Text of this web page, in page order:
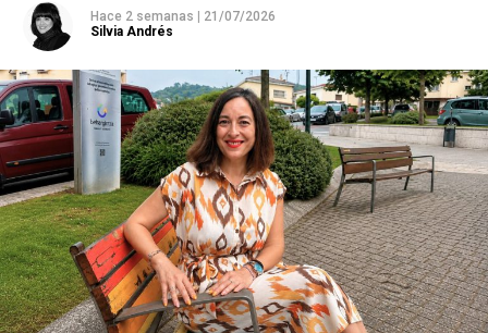
Hace 2 semanas
21/07/2026
Silvia Andrés